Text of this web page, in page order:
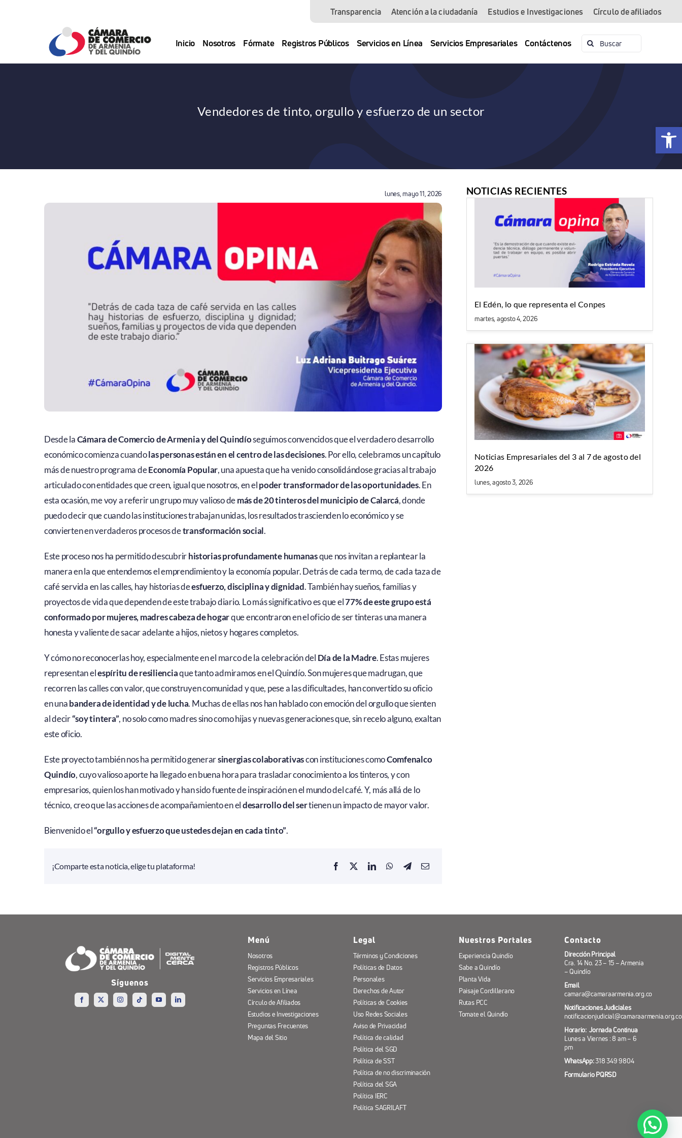
Abrir
Transparencia Atención a la ciudadanía Estudios e Investigaciones Círculo de afiliados
Inicio Nosotros Fórmate Registros Públicos Servicios en Línea Servicios Empresariales Contáctenos Buscar:
Vendedores de tinto, orgullo y esfuerzo de un sector
lunes, mayo 11, 2026
Desde laCámara de Comercio de Armenia y del Quindíoseguimos convencidos que el verdadero desarrollo
económico comienza cuandolas personas están en el centro de las decisiones. Por ello, celebramos un capítulo
más de nuestro programa deEconomía Popular, una apuesta que ha venido consolidándose gracias al trabajo
articulado con entidades que creen, igual que nosotros, en elpoder transformador de las oportunidades. En
esta ocasión, me voy a referir un grupo muy valioso demás de 20 tinteros del municipio de Calarcá, donde
puedo decir que cuando las instituciones trabajan unidas, los resultados trascienden lo económico y se
convierten en verdaderos procesos detransformación social.
Este proceso nos ha permitido descubrirhistorias profundamente humanasque nos invitan a replantear la
manera en la que entendemos el emprendimiento y la economía popular. Detrás de cada termo, de cada taza de
café servida en las calles, hay historias deesfuerzo, disciplina y dignidad. También hay sueños, familias y
proyectos de vida que dependen de este trabajo diario. Lo más significativo es que el77% de este grupo está
conformado por mujeres, madres cabeza de hogarque encontraron en el oficio de ser tinteras una manera
honesta y valiente de sacar adelante a hijos, nietos y hogares completos.
Y cómo no reconocerlas hoy, especialmente en el marco de la celebración del Día de la Madre. Estas mujeres
representan elespíritu de resilienciaque tanto admiramos en el Quindío. Son mujeres que madrugan, que
recorren las calles con valor, que construyen comunidad y que, pese a las dificultades, han convertido su oficio
en unabandera de identidad y de lucha. Muchas de ellas nos han hablado con emoción del orgullo que sienten
al decir“soy tintera”, no solo como madres sino como hijas y nuevas generaciones que, sin recelo alguno, exaltan
este oficio.
Este proyecto también nos ha permitido generarsinergias colaborativascon instituciones comoComfenalco
Quindío, cuyo valioso aporte ha llegado en buena hora para trasladar conocimiento a los tinteros, y con
empresarios, quien los han motivado y han sido fuente de inspiración en el mundo del café. Y, más allá de lo
técnico, creo que las acciones de acompañamiento en eldesarrollo del sertienen un impacto de mayor valor.
Bienvenido el“orgullo y esfuerzo que ustedes dejan en cada tinto”.
¡Comparte esta noticia, elige tu plataforma!
NOTICIAS RECIENTES
El Edén, lo que representa el Conpes
martes, agosto 4, 2026
Noticias Empresariales del 3 al 7 de agosto del
2026
lunes, agosto 3, 2026
Síguenos
Menú
Nosotros
Registros Públicos
Servicios Empresariales
Servicios en Línea
Círculo de Afiliados
Estudios e Investigaciones
Preguntas Frecuentes
Mapa del Sitio
Legal
Términos y Condiciones
Políticas de Datos
Personales
Derechos de Autor
Políticas de Cookies
Uso Redes Sociales
Aviso de Privacidad
Política de calidad
Política del SGD
Política de SST
Política de no discriminación
Política del SGA
Política IERC
Política SAGRILAFT
Nuestros Portales
Experiencia Quindío
Sabe a Quindío
Planta Vida
Paisaje Cordillerano
Rutas PCC
Tomate el Quindío
Contacto
Dirección Principal
Cra. 14 No. 23 – 15 – Armenia
– Quindío
Email
camara@camaraarmenia.org.co
Notificaciones Judiciales
notificacionjudicial@camaraarmenia.org.co
Horario: Jornada Continua
Lunes a Viernes : 8 am – 6
pm
WhatsApp:318 349 9804
Formulario PQRSD